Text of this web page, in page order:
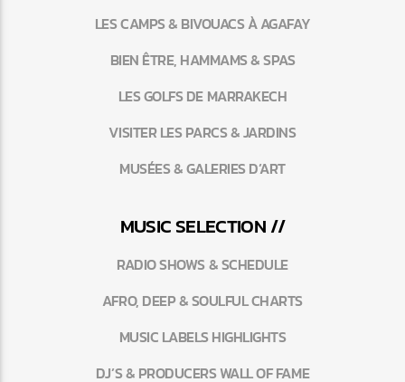
LES CAMPS & BIVOUACS À AGAFAY
BIEN ÊTRE, HAMMAMS & SPAS
LES GOLFS DE MARRAKECH
VISITER LES PARCS & JARDINS
MUSÉES & GALERIES D’ART
MUSIC SELECTION //
RADIO SHOWS & SCHEDULE
AFRO, DEEP & SOULFUL CHARTS
MUSIC LABELS HIGHLIGHTS
DJ’S & PRODUCERS WALL OF FAME